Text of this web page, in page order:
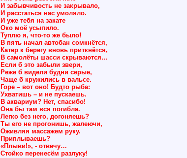
И забывчивость не закрывало,
И расстаться нас умоляло.
И уже тебя на закате
Око моё усыпило.
Туплю я, что-то же было!
В пять начал автобан сомкнётся,
Катер к берегу вновь приткнётся,
В самолёты шасси скрываются…
Если б это забыли звери,
Реже б видели будни серые,
Чаще б кружились в вальсе.
Горе – вот оно! Будто рыба:
Ухватишь – и не пускаешь.
В аквариум? Нет, спасибо!
Она бы там вся погибла.
Легко без него, догоняешь?
Ты его не прогонишь, жалеючи,
Оживляя массажем руку.
Приплываешь?
«Плыви!», - отвечу…
Стойко перенесём разлуку!